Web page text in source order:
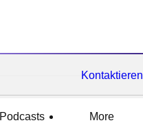
Kontaktieren
Podcasts
More